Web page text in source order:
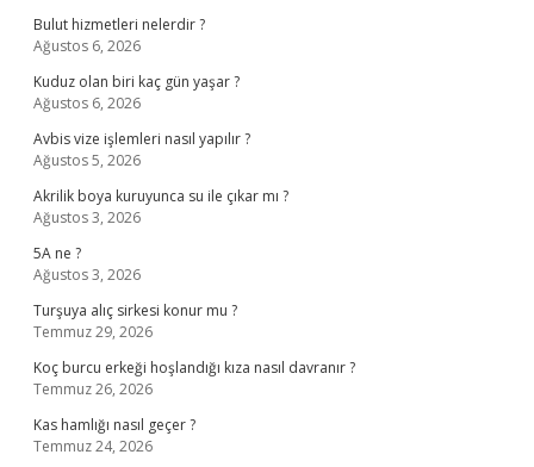
Bulut hizmetleri nelerdir ?
Ağustos 6, 2026
Kuduz olan biri kaç gün yaşar ?
Ağustos 6, 2026
Avbis vize işlemleri nasıl yapılır ?
Ağustos 5, 2026
Akrilik boya kuruyunca su ile çıkar mı ?
Ağustos 3, 2026
5A ne ?
Ağustos 3, 2026
Turşuya alıç sirkesi konur mu ?
Temmuz 29, 2026
Koç burcu erkeği hoşlandığı kıza nasıl davranır ?
Temmuz 26, 2026
Kas hamlığı nasıl geçer ?
Temmuz 24, 2026